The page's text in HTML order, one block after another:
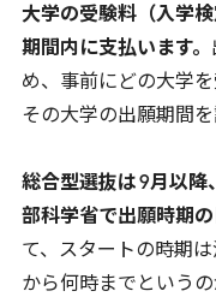
大学の受験料（入学
期間内に支払います。
め、事前にどの大学
その大学の出願期間
総合型選抜は9月以降
部科学省で出願時期の
て、スタートの時期
から何時までという